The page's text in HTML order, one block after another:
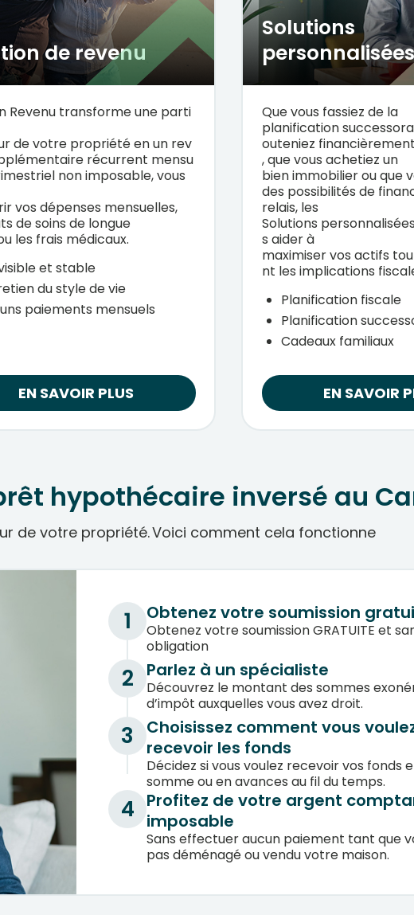
de revenu
Revenu transformeune parti
devotre propriétéenun rev
récurrent mensu
non imposable, vous
vos dépenses mensuelles,
desoins de longue
les frais médicaux.
et stable
du style de vie
paiements mensuels
EN SAVOIR PLUS
Solutions
Quevous fassiez de la
planification
outeniez financièrement
,quevous achetiez un
bienimmobilierouque
des possibilités de
relais, les
Solutions personnalisées
s aider à
maximiservos actifs
nt les implications
Planification fiscale
Planification
Cadeaux familiaux
EN SAVOIR
hypothécaire inversé au
de votre propriété. Voici comment cela fonctionne
1 Obtenez votre soumission
Obtenez votre soumission GRATUITE et
obligation
2 Parlez à un spécialiste
Découvrez le montant des sommes
d’impôt auxquelles vous avez droit.
3
Choisissez comment vous
recevoir les fonds
Décidez si vous voulez recevoir vos fonds
somme ou en avances au fil du temps.
4
Profitez de votre argent
imposable
Sans effectuer aucun paiement tant que
pas déménagé ou vendu votre maison.